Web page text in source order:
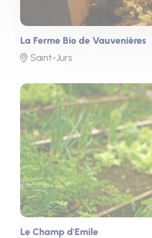
La Ferme Bio de Vauvenières
Saint-Jurs
Le Champ d'Emile
Photo